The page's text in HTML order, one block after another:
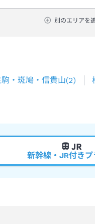
別のエリアを
駒・斑鳩・信貴山(2)
新幹線・JR付きプ